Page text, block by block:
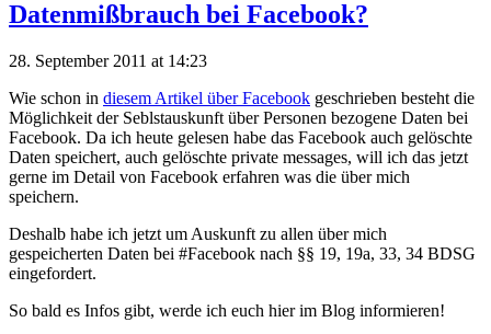
Datenmißbrauch bei Facebook?
28. September 2011 at 14:23
Wie schon in diesem Artikel über Facebook geschrieben besteht die
Möglichkeit der Seblstauskunft über Personen bezogene Daten bei
Facebook. Da ich heute gelesen habe das Facebook auch gelöschte
Daten speichert, auch gelöschte private messages, will ich das jetzt
gerne im Detail von Facebook erfahren was die über mich
speichern.
Deshalb habe ich jetzt um Auskunft zu allen über mich
gespeicherten Daten bei #Facebook nach §§ 19, 19a, 33, 34 BDSG
eingefordert.
So bald es Infos gibt, werde ich euch hier im Blog informieren!